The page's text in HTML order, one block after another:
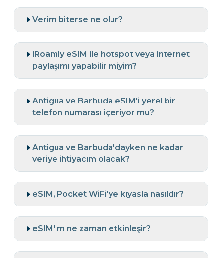
Verim biterse ne olur?
iRoamly eSIM ile hotspot veya internet
paylaşımı yapabilir miyim?
Antigua ve Barbuda eSIM'i yerel bir
telefon numarası içeriyor mu?
Antigua ve Barbuda'dayken ne kadar
veriye ihtiyacım olacak?
eSIM, Pocket WiFi'ye kıyasla nasıldır?
eSIM'im ne zaman etkinleşir?